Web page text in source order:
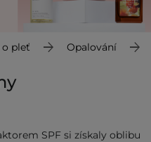
o pleť Opalování
SPF si získaly oblibu